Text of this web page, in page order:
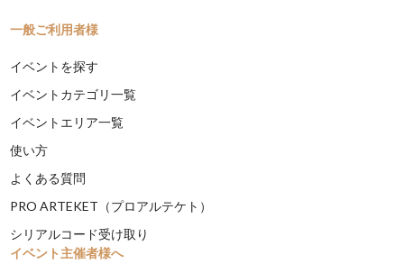
一般ご利用者様
イベントを探す
イベントカテゴリ一覧
イベントエリア一覧
使い方
よくある質問
PRO ARTEKET（プロアルテケト）
シリアルコード受け取り
イベント主催者様へ